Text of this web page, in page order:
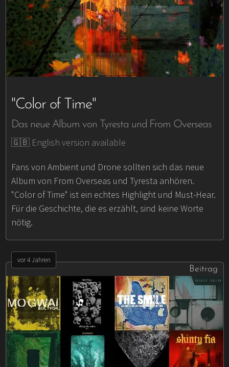
"Color of Time"
Das neue Album von Tyresta und From Overseas
🇬🇧 English version available
Fans von Ambient und Drone sollten sich das neue
Album von From Overseas und Tyresta anhören.
"Color of Time" ist ein echtes Highlight und Must-Hear.
Für die Geschichte, die es erzählt, sind keine Worte
nötig.
vor 4 Jahren
Beitrag